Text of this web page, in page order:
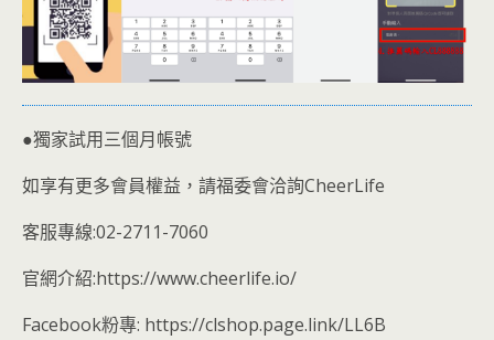
●獨家試用三個月帳號
如享有更多會員權益，請福委會洽詢CheerLife
客服專線:02-2711-7060
官網介紹:https://www.cheerlife.io/
Facebook粉專: https://clshop.page.link/LL6B